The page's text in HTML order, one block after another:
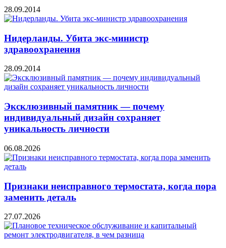
28.09.2014
Нидерланды. Убита экс-министр
здравоохранения
28.09.2014
Эксклюзивный памятник — почему
индивидуальный дизайн сохраняет
уникальность личности
06.08.2026
Признаки неисправного термостата, когда пора
заменить деталь
27.07.2026